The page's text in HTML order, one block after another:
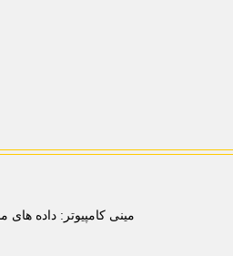
مینی کامپیوتر: داده های